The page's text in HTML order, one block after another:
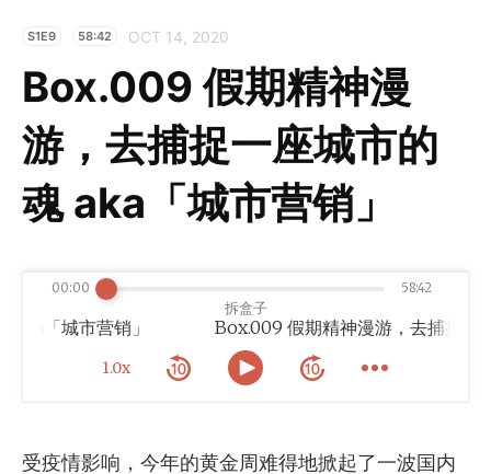
S1E9 58:42 OCT 14, 2020
Box.009 假期精神漫
游，去捕捉一座城市的
魂 aka「城市营销」
拆盒子
「城市营销」
1.0x
00:00 58:42
受疫情影响，今年的黄金周难得地掀起了一波国内